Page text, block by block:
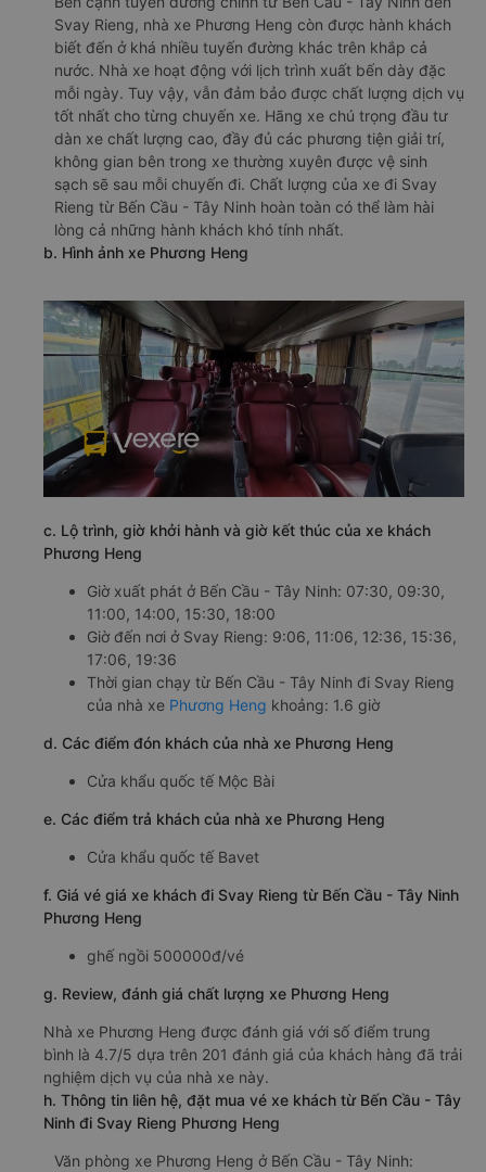
Svay Rieng, nhà xe Phương Heng còn được hành khách
biết đến ở khá nhiều tuyến đường khác trên khắp cả
nước. Nhà xe hoạt động với lịch trình xuất bến dày đặc
mỗi ngày. Tuy vậy, vẫn đảm bảo được chất lượng dịch vụ
tốt nhất cho từng chuyến xe. Hãng xe chú trọng đầu tư
dàn xe chất lượng cao, đầy đủ các phương tiện giải trí,
không gian bên trong xe thường xuyên được vệ sinh
sạch sẽ sau mỗi chuyến đi. Chất lượng của xe đi Svay
Rieng từ Bến Cầu - Tây Ninh hoàn toàn có thể làm hài
lòng cả những hành khách khó tính nhất.
b. Hình ảnh xe Phương Heng
c. Lộ trình, giờ khởi hành và giờ kết thúc của xe khách
Phương Heng
Giờ xuất phát ở Bến Cầu - Tây Ninh: 07:30, 09:30,
11:00, 14:00, 15:30, 18:00
Giờ đến nơi ở Svay Rieng: 9:06, 11:06, 12:36, 15:36,
17:06, 19:36
Thời gian chạy từ Bến Cầu - Tây Ninh đi Svay Rieng
của nhà xe Phương Heng khoảng: 1.6 giờ
d. Các điểm đón khách của nhà xe Phương Heng
Cửa khẩu quốc tế Mộc Bài
e. Các điểm trả khách của nhà xe Phương Heng
Cửa khẩu quốc tế Bavet
f. Giá vé giá xe khách đi Svay Rieng từ Bến Cầu - Tây Ninh
Phương Heng
ghế ngồi 500000đ/vé
g. Review, đánh giá chất lượng xe Phương Heng
Nhà xe Phương Heng được đánh giá với số điểm trung
bình là 4.7/5 dựa trên 201 đánh giá của khách hàng đã trải
nghiệm dịch vụ của nhà xe này.
h. Thông tin liên hệ, đặt mua vé xe khách từ Bến Cầu - Tây
Ninh đi Svay Rieng Phương Heng
Văn phòng xe Phương Heng ở Bến Cầu - Tây Ninh: